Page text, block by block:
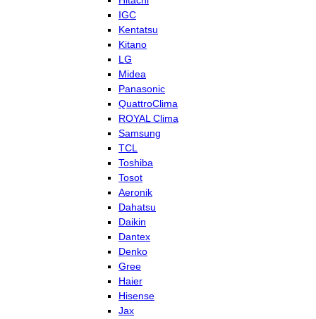
IGC
Kentatsu
Kitano
LG
Midea
Panasonic
QuattroClima
ROYAL Clima
Samsung
TCL
Toshiba
Tosot
Aeronik
Dahatsu
Daikin
Dantex
Denko
Gree
Haier
Hisense
Jax